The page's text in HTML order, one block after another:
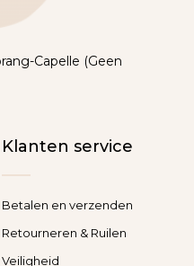
Capelle (Geen
Klanten service
Betalen en verzenden
Retourneren & Ruilen
Veiligheid